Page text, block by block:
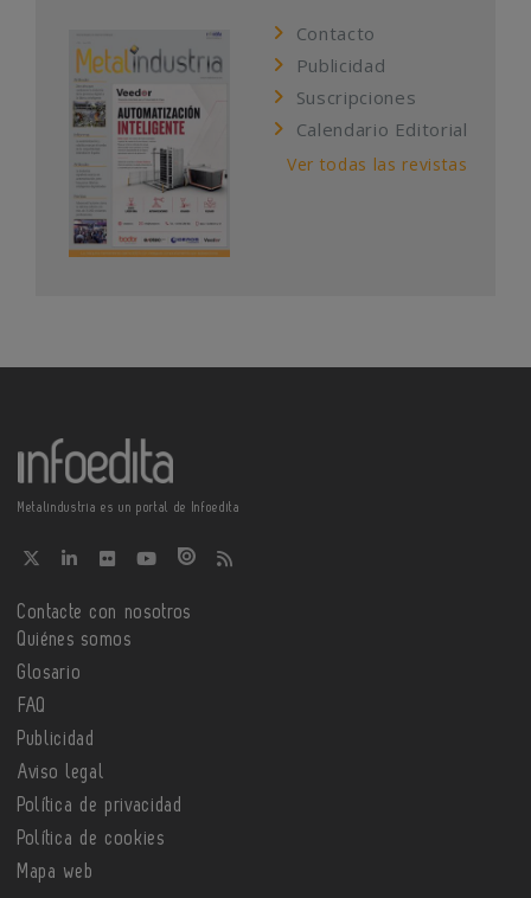
Contacto
Publicidad
Suscripciones
Calendario Editorial
Ver todas las revistas
Metalindustria es un portal de Infoedita
Contacte con nosotros
Quiénes somos
Glosario
FAQ
Publicidad
Aviso legal
Política de privacidad
Política de cookies
Mapa web